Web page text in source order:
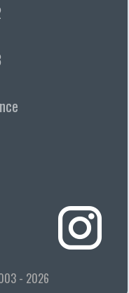
- 2026